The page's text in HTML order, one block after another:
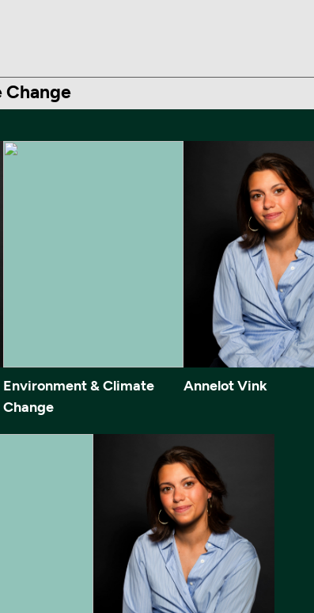
Change
Environment & Climate
Change
Annelot Vink